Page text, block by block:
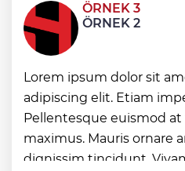
İstanbul
renkli
Edirne
Bursa Tabip
sığmaz
ÖRNEK 3
ÖRNEK 2
Lorem ipsum dolor sit
adipiscing elit. Etiam
Pellentesque euismod
maximus. Mauris ornare
dignissim tincidunt.